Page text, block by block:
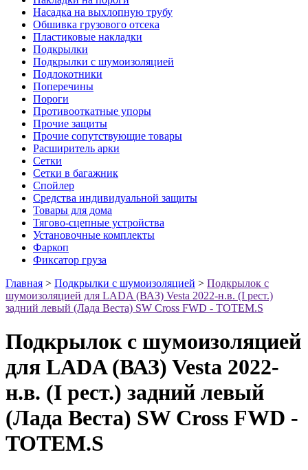
Насадка на выхлопную трубу
Обшивка грузового отсека
Пластиковые накладки
Подкрылки
Подкрылки с шумоизоляцией
Подлокотники
Поперечины
Пороги
Противооткатные упоры
Прочие защиты
Прочие сопутствующие товары
Расширитель арки
Сетки
Сетки в багажник
Спойлер
Средства индивидуальной защиты
Товары для дома
Тягово-сцепные устройства
Установочные комплекты
Фаркоп
Фиксатор груза
Главная > Подкрылки с шумоизоляцией > Подкрылок с
шумоизоляцией для LADA (ВАЗ) Vesta 2022-н.в. (I рест.)
задний левый (Лада Веста) SW Cross FWD - TOTEM.S
Подкрылок с шумоизоляцией
для LADA (ВАЗ) Vesta 2022-
н.в. (I рест.) задний левый
(Лада Веста) SW Cross FWD -
TOTEM.S